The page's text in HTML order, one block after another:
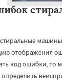
отображения
код ошибки, то
определить